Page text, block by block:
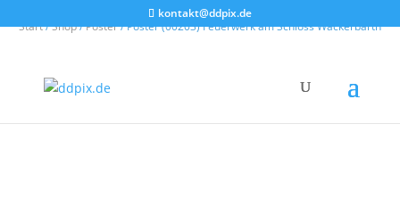
kontakt@ddpix.de
Start/Shop/Poster/ Poster (00203) Feuerwerk am Schloss Wackerbarth